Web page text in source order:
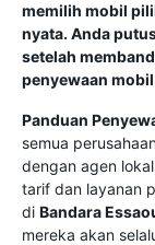
memilih mobil
nyata. Anda
setelah
penyewaan
Panduan
semua
dengan agen
tarif dan layanan
di Bandara
mereka akan